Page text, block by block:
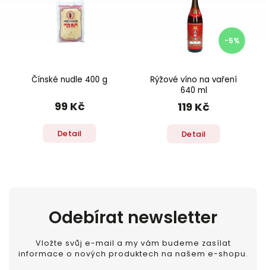
Čínské nudle 400 g
99 Kč
Detail
-5%
Rýžové víno na vaření
640 ml
119 Kč
Detail
Odebírat newsletter
Vložte svůj e-mail a my vám budeme zasílat
informace o nových produktech na našem e-shopu.